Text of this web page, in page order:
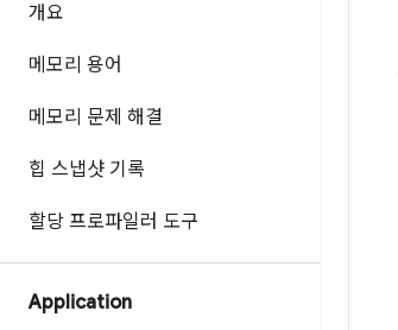
개요
메모리 용어
메모리 문제 해결
힙 스냅샷 기록
할당 프로파일러 도구
Application